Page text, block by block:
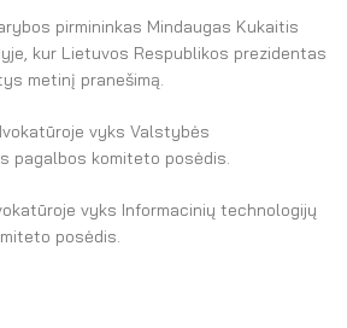
pirmininkas Mindaugas Kukaitis
kur Lietuvos Respublikos prezidentas
metinį pranešimą.
vyks Valstybės
pagalbos komiteto posėdis.
vyks Informacinių technologijų
posėdis.